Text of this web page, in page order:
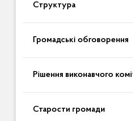
Структура
Громадські обговорення
Рішення виконавчого
Старости громади